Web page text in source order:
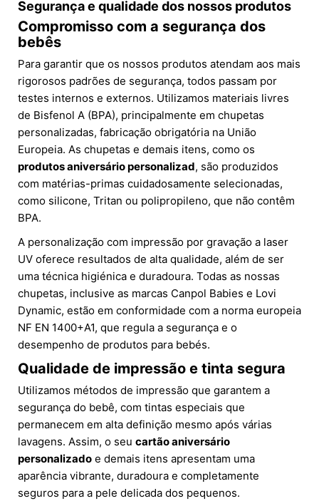
Segurança e qualidade dos nossos produtos
Compromisso com a segurança dos
bebês
Para garantir que os nossos produtos atendam aos mais
rigorosos padrões de segurança, todos passam por
testes internos e externos. Utilizamos materiais livres
de Bisfenol A (BPA), principalmente em chupetas
personalizadas, fabricação obrigatória na União
Europeia. As chupetas e demais itens, como os
produtos aniversário personalizad, são produzidos
com matérias-primas cuidadosamente selecionadas,
como silicone, Tritan ou polipropileno, que não contêm
BPA.
A personalização com impressão por gravação a laser
UV oferece resultados de alta qualidade, além de ser
uma técnica higiénica e duradoura. Todas as nossas
chupetas, inclusive as marcas Canpol Babies e Lovi
Dynamic, estão em conformidade com a norma europeia
NF EN 1400+A1, que regula a segurança e o
desempenho de produtos para bebés.
Qualidade de impressão e tinta segura
Utilizamos métodos de impressão que garantem a
segurança do bebê, com tintas especiais que
permanecem em alta definição mesmo após várias
lavagens. Assim, o seu cartão aniversário
personalizado e demais itens apresentam uma
aparência vibrante, duradoura e completamente
seguros para a pele delicada dos pequenos.